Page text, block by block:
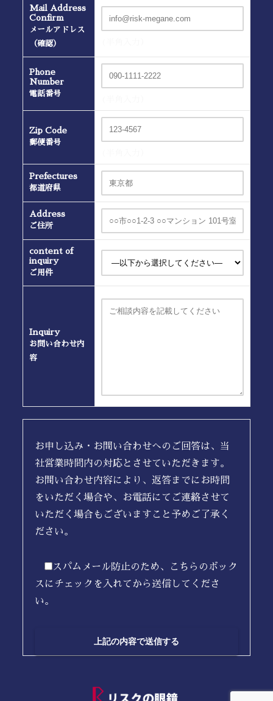
Mail Address
Confirm
メールアドレス
（確認）
Phone
Number
電話番号
Zip Code
郵便番号
Prefectures
都道府県
Address
ご住所
content of
inquiry
ご用件
Inquiry
お問い合わせ内
容
お申し込み・お問い合わせへのご回答は、当
社営業時間内の対応とさせていただきます。
お問い合わせ内容により、返答までにお時間
をいただく場合や、お電話にてご連絡させて
いただく場合もございますこと予めご了承く
ださい。
スパムメール防止のため、こちらのボック
スにチェックを入れてから送信してくださ
い。